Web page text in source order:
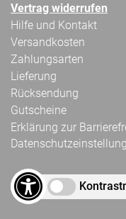
Vertrag widerrufen
Hilfe und Kontakt
Versandkosten
Zahlungsarten
Lieferung
Rücksendung
Gutscheine
Erklärung zur